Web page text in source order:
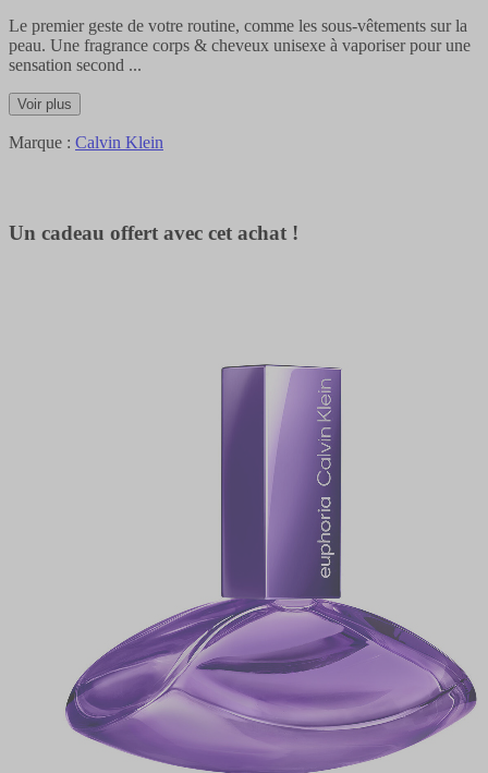
Le premier geste de votre routine, comme les sous-vêtements sur la
peau. Une fragrance corps & cheveux unisexe à vaporiser pour une
sensation second ...
Voir plus
Marque : Calvin Klein
Un cadeau offert avec cet achat !